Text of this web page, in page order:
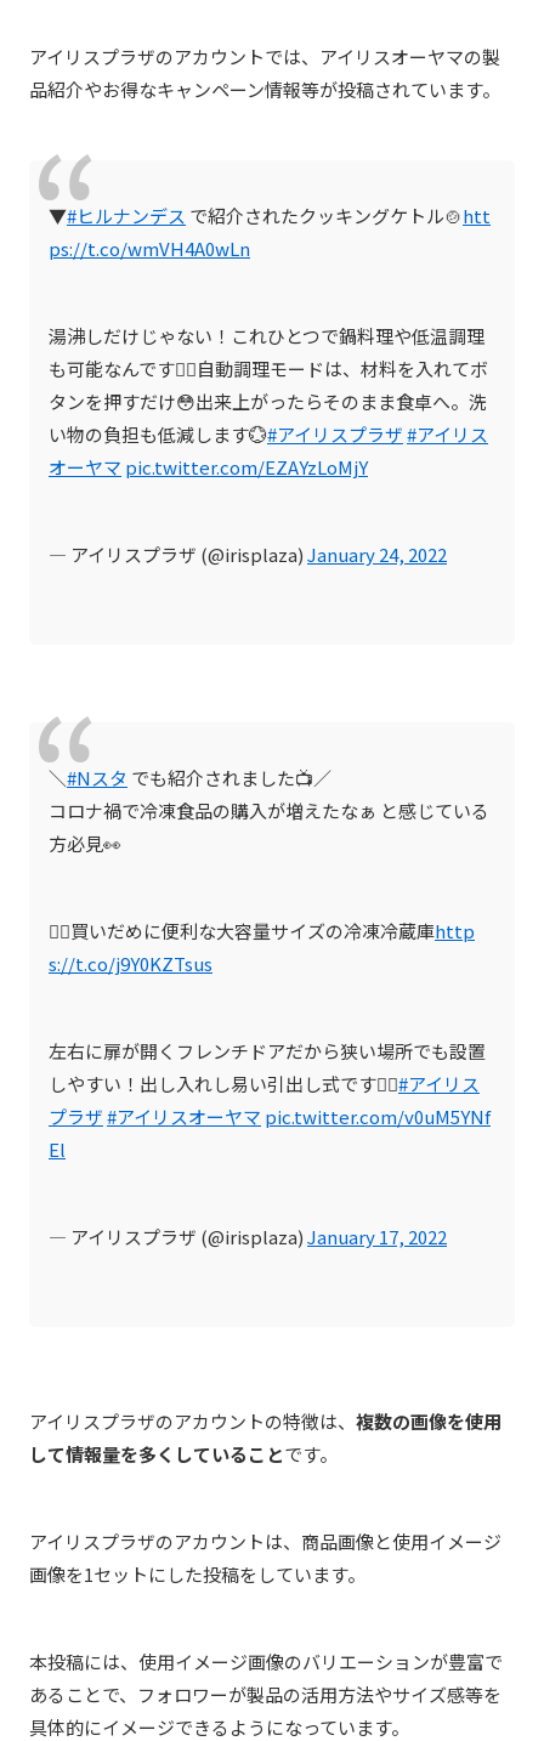
アイリスプラザのアカウントでは、アイリスオーヤマの製
品紹介やお得なキャンペーン情報等が投稿されています。
▼#ヒルナンデス で紹介されたクッキングケトル🍲htt
ps://t.co/wmVH4A0wLn
湯沸しだけじゃない！これひとつで鍋料理や低温調理
も可能なんです👍🏼自動調理モードは、材料を入れてボ
タンを押すだけ😳出来上がったらそのまま食卓へ。洗
い物の負担も低減します💮#アイリスプラザ#アイリス
オーヤマ pic.twitter.com/EZAYzLoMjY
— アイリスプラザ (@irisplaza)January 24, 2022
＼#Nスタ でも紹介されました📺／
コロナ禍で冷凍食品の購入が増えたなぁ と感じている
方必見👀
👇🏼買いだめに便利な大容量サイズの冷凍冷蔵庫http
s://t.co/j9Y0KZTsus
左右に扉が開くフレンチドアだから狭い場所でも設置
しやすい！出し入れし易い引出し式です👍🏼#アイリス
プラザ#アイリスオーヤマ pic.twitter.com/v0uM5YNf
El
— アイリスプラザ (@irisplaza)January 17, 2022
アイリスプラザのアカウントの特徴は、 複数の画像を使用
して情報量を多くしていることです。
アイリスプラザのアカウントは、商品画像と使用イメージ
画像を1セットにした投稿をしています。
本投稿には、使用イメージ画像のバリエーションが豊富で
あることで、フォロワーが製品の活用方法やサイズ感等を
具体的にイメージできるようになっています。